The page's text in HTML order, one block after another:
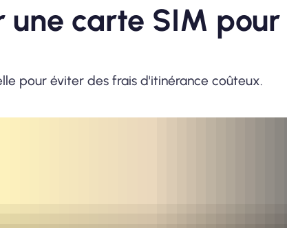
une carte SIM pour
pour éviter des frais d'itinérance coûteux.